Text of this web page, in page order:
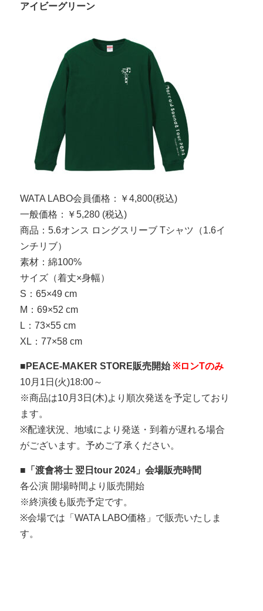
アイビーグリーン
WATA LABO会員価格：￥4,800(税込)
一般価格：￥5,280 (税込)
商品：5.6オンス ロングスリーブ Tシャツ（1.6イ
ンチリブ）
素材：綿100%
サイズ（着丈×身幅）
S：65×49 cm
M：69×52 cm
L：73×55 cm
XL：77×58 cm
■PEACE-MAKER STORE販売開始※ロンTのみ
10月1日(火)18:00～
※商品は10月3日(木)より順次発送を予定しており
ます。
※配達状況、地域により発送・到着が遅れる場合
がございます。予めご了承ください。
■「渡會将士 翌日tour 2024」会場販売時間
各公演 開場時間より販売開始
※終演後も販売予定です。
※会場では「WATA LABO価格」で販売いたしま
す。